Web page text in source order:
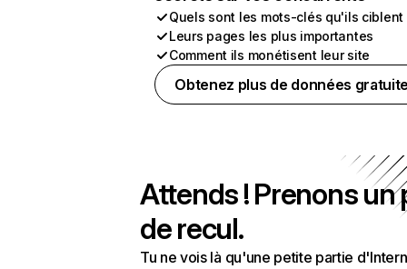
Quels sont les mots-clés qu'ils ciblent
Leurs pages les plus importantes
Comment ils monétisent leur site
Obtenez plus de données
Attends ! Prenons un
de recul.
Tu ne vois là qu'une petite partie